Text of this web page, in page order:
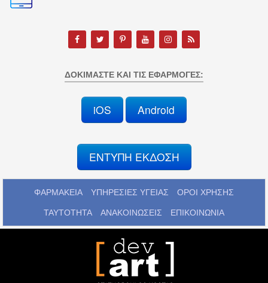
ΔΟΚΙΜΆΣΤΕ ΚΑΙ ΤΙΣ ΕΦΑΡΜΟΓΈΣ:
iOS Android
ΕΝΤΥΠΗ ΕΚΔΟΣΗ
ΦΑΡΜΑΚΕΙΑ ΥΠΗΡΕΣΙΕΣ ΥΓΕΙΑΣ ΟΡΟΙ ΧΡΗΣΗΣ
ΤΑΥΤΟΤΗΤΑ ΑΝΑΚΟΙΝΩΣΕΙΣ ΕΠΙΚΟΙΝΩΝΙΑ